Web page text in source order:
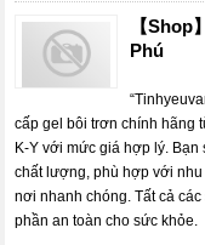
【
Phú
cấp gel bôi trơn chính hãng
K-Y với mức giá hợp lý.
chất lượng, phù hợp với
nơi nhanh chóng. Tất cả
phần an toàn cho sức khỏe.